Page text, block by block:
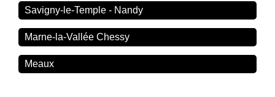
Savigny-le-Temple - Nandy
Marne-la-Vallée Chessy
Meaux